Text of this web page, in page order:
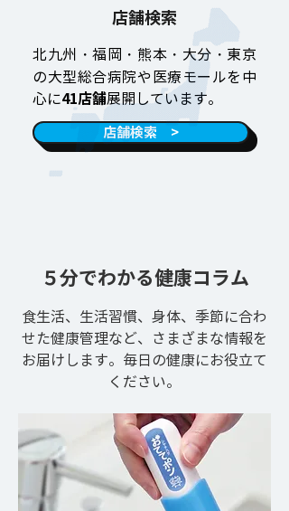
店舗検索
北九州・福岡・熊本・大分・東京
の大型総合病院や医療モールを中
心に41店舗展開しています。
店舗検索 >
５分でわかる​健康コラム
食生活、生活習慣、身体、季節に合わ
せた健康管理など、さまざまな情報を
お届けします。毎日の健康にお役立て
ください。
NEW